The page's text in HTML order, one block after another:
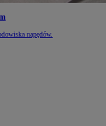
napędów.